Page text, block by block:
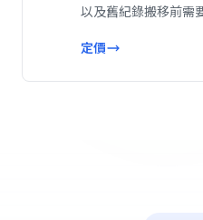
以及舊紀錄搬移前需
定價